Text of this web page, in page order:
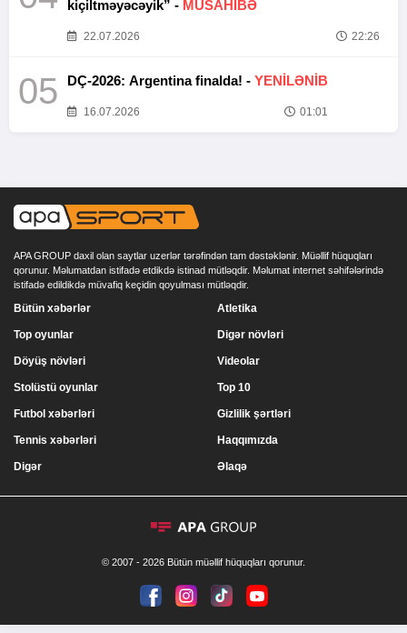
kiçiltməyəcəyik” - MÜSAHİBƏ
22.07.2026 22:26
05 DÇ-2026: Argentina finalda! - YENİLƏNİB
16.07.2026 01:01
APA GROUP daxil olan saytlar uzerlər tərəfindən tam dəstəklənir. Müəllif hüquqları
qorunur. Məlumatdan istifadə etdikdə istinad mütləqdir. Məlumat internet səhifələrində
istifadə edildikdə müvafiq keçidin qoyulması mütləqdir.
Bütün xəbərlər
Top oyunlar
Döyüş növləri
Stolüstü oyunlar
Atletika
Digər növləri
Videolar
Top 10
Futbol xəbərləri
Tennis xəbərləri
Digər
Gizlilik şərtləri
Haqqımızda
Əlaqə
© 2007 - 2026 Bütün müəllif hüquqları qorunur.